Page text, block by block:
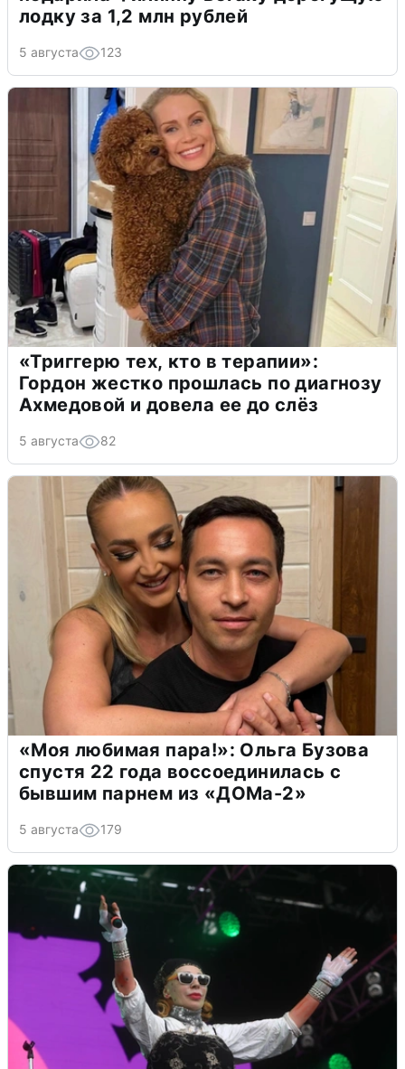
лодку за 1,2 млн рублей
5 августа 123
«Триггерю тех, кто в терапии»:
Гордон жестко прошлась по диагнозу
Ахмедовой и довела ее до слёз
5 августа 82
«Моя любимая пара!»: Ольга Бузова
спустя 22 года воссоединилась с
бывшим парнем из «ДОМа-2»
5 августа 179